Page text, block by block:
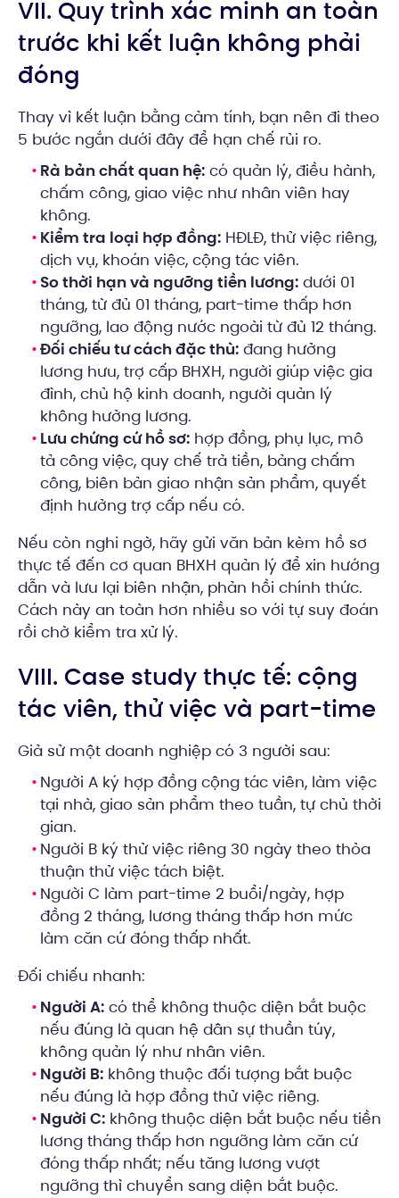
VII. Quy trình xác minh an toàn
trước khi kết luận không phải
đóng
Thay vì kết luận bằng cảm tính, bạn nên đi theo
5 bước ngắn dưới đây để hạn chế rủi ro.
Rà bản chất quan hệ: có quản lý, điều hành,
chấm công, giao việc như nhân viên hay
không.
Kiểm tra loại hợp đồng: HĐLĐ, thử việc riêng,
dịch vụ, khoán việc, cộng tác viên.
So thời hạn và ngưỡng tiền lương: dưới 01
tháng, từ đủ 01 tháng, part-time thấp hơn
ngưỡng, lao động nước ngoài từ đủ 12 tháng.
Đối chiếu tư cách đặc thù: đang hưởng
lương hưu, trợ cấp BHXH, người giúp việc gia
đình, chủ hộ kinh doanh, người quản lý
không hưởng lương.
Lưu chứng cứ hồ sơ: hợp đồng, phụ lục, mô
tả công việc, quy chế trả tiền, bảng chấm
công, biên bản giao nhận sản phẩm, quyết
định hưởng trợ cấp nếu có.
Nếu còn nghi ngờ, hãy gửi văn bản kèm hồ sơ
thực tế đến cơ quan BHXH quản lý để xin hướng
dẫn và lưu lại biên nhận, phản hồi chính thức.
Cách này an toàn hơn nhiều so với tự suy đoán
rồi chờ kiểm tra xử lý.
VIII. Case study thực tế: cộng
tác viên, thử việc và part-time
Giả sử một doanh nghiệp có 3 người sau:
Người A ký hợp đồng cộng tác viên, làm việc
tại nhà, giao sản phẩm theo tuần, tự chủ thời
gian.
Người B ký thử việc riêng 30 ngày theo thỏa
thuận thử việc tách biệt.
Người C làm part-time 2 buổi/ngày, hợp
đồng 2 tháng, lương tháng thấp hơn mức
làm căn cứ đóng thấp nhất.
Đối chiếu nhanh:
Người A: có thể không thuộc diện bắt buộc
nếu đúng là quan hệ dân sự thuần túy,
không quản lý như nhân viên.
Người B: không thuộc đối tượng bắt buộc
nếu đúng là hợp đồng thử việc riêng.
Người C: không thuộc diện bắt buộc nếu tiền
lương tháng thấp hơn ngưỡng làm căn cứ
đóng thấp nhất; nếu tăng lương vượt
ngưỡng thì chuyển sang diện bắt buộc.